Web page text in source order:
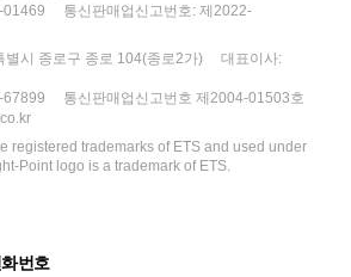
01469
통신판매업신고번호: 제2022-
별시 종로구 종로 104(종로2가)
대표이사:
67899
통신판매업신고번호 제2004-01503호
registered trademarks of ETS and used under
Point logo is a trademark of ETS.
번호